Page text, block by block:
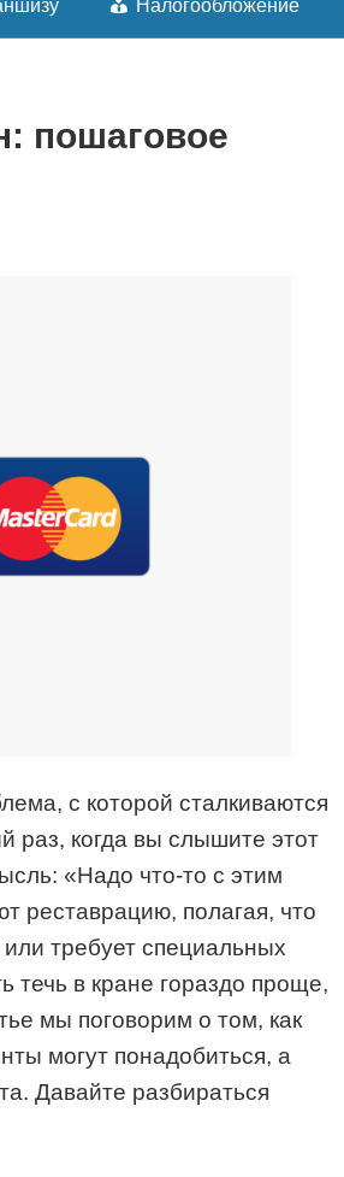
Налогообложение
пошаговое
с которой сталкиваются
раз, когда вы слышите этот
«Надо что-то с этим
реставрацию, полагая, что
требует специальных
течь в кране гораздо проще,
мы поговорим о том, как
могут понадобиться, а
Давайте разбираться